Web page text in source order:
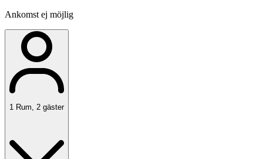
Ankomst ej möjlig
1 Rum, 2 gäster